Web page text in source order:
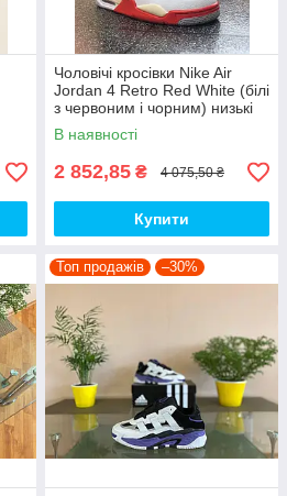
Чоловічі кросівки Nike Air
Jordan 4 Retro Red White (білі
з червоним і чорним) низькі
демі кроси PD7361 топ
В наявності
2 852,85 ₴ 4 075,50 ₴
Купити
Топ продажів –30%